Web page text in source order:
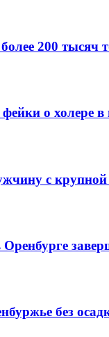
200 тысяч
о холере в
с
без